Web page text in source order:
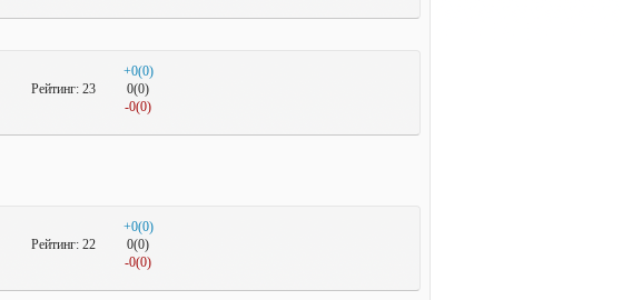
+0(0)
0(0)
-0(0)
Рейтинг:23
+0(0)
0(0)
-0(0)
Рейтинг:22